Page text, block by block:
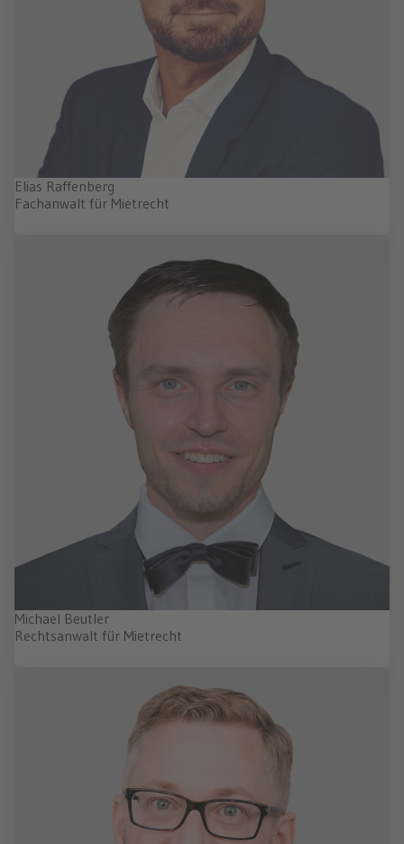
Elias Raffenberg
Fachanwalt für Mietrecht
Michael Beutler
Rechtsanwalt für Mietrecht